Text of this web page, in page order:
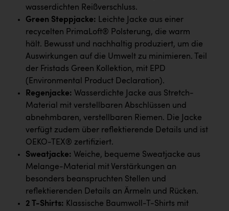
wasserdichten Reißverschluss.
Green Steppjacke: Leichte Jacke aus einer
recycelten PrimaLoft® Polsterung, die warm
hält. Bewusst und nachhaltig produziert, um die
Auswirkungen auf die Umwelt zu minimieren. Teil
der Fristads Green Kollektion, mit EPD
(Environmental Product Declaration).
Regenjacke: Wasserdichte Jacke aus Stretch-
Material mit verstellbaren Abschlüssen und
abnehmbaren, verstellbaren Riemen. Die Jacke
verfügt zudem über reflektierende Details und ist
OEKO-TEX® zertifiziert.
Sweatjacke: Weiche, bequeme Sweatjacke aus
Melange-Material mit Verstärkungen an
besonders beanspruchten Stellen und
reflektierenden Details an Ärmeln und Rücken.
2 T-Shirts: Klassische Baumwoll-T-Shirts mit